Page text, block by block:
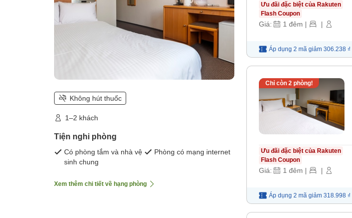
Không hút thuốc
1–2 khách
Tiện nghi phòng
Có phòng tắm và nhà vệ
sinh chung
Phòng có mạng internet
Xem thêm chi tiết về hạng phòng
Ưu đãi đặc biệt của Rakuten
Flash Coupon
Giá: 1 đêm | |
Áp dụng 2 mã giảm 306.238 ₫
Chỉ còn 2 phòng!
Ưu đãi đặc biệt của Rakuten
Flash Coupon
Giá: 1 đêm | |
Áp dụng 2 mã giảm 318.998 ₫